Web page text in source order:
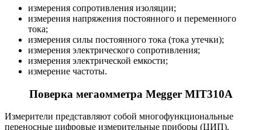
измерения сопротивления изоляции;
измерения напряжения постоянного и переменного
тока;
измерения силы постоянного тока (тока утечки);
измерения электрического сопротивления;
измерения электрической емкости;
измерение частоты.
Поверка мегаомметра Megger MIT310A
Измерители представляют собой многофункциональные
переносные цифровые измерительные приборы (ЦИП).